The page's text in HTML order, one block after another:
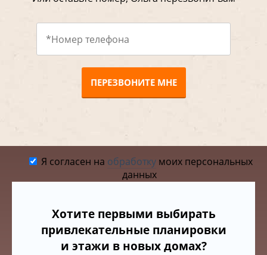
ПЕРЕЗВОНИТЕ МНЕ
Я согласен на обработкумоих персональных
данных
Хотите первыми выбирать
привлекательные планировки
и этажи в новых домах?